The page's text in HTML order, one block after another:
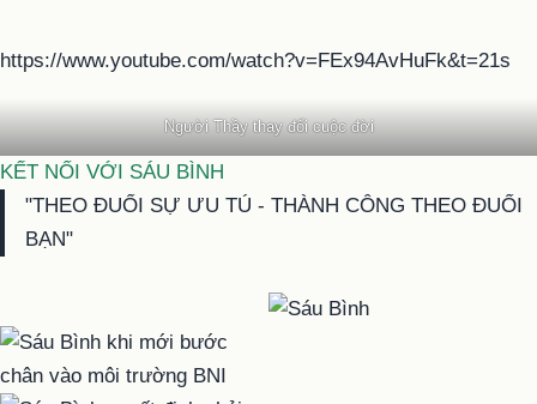
https://www.youtube.com/watch?v=FEx94AvHuFk&t=21s
Người Thầy thay đổi cuộc đời
KẾT NỐI VỚI SÁU BÌNH
"THEO ĐUỔI SỰ ƯU TÚ - THÀNH CÔNG THEO ĐUỔI
BẠN"